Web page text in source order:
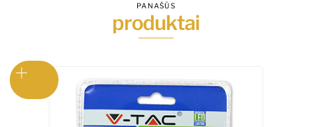
PANAŠŪS
produktai